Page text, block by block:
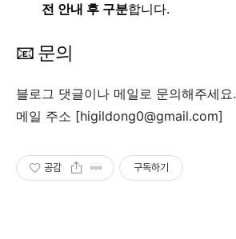
전 안내 후 구분합니다.
📧 문의
블로그 댓글이나 메일로 문의해주세요.
메일 주소 [higildong0@gmail.com]
공감 구독하기